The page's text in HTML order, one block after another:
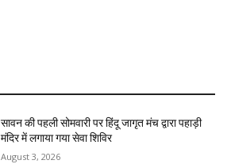
सावन की पहली सोमवारी पर हिंदू जागृत मंच द्वारा पहाड़ी
मंदिर में लगाया गया सेवा शिविर
August 3, 2026